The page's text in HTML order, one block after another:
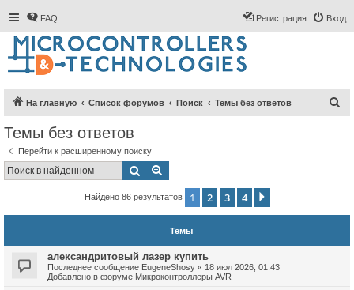
FAQ Вход
Регистрация
На главную Список форумов Поиск Темы без ответов
Темы без ответов
Перейти к расширенному поиску
Поиск
Найдено 86 результатов 1 2 3 4
Темы
александритовый лазер купить
Последнее сообщение EugeneShosy « 18 июл 2026, 01:43
Добавлено в форуме Микроконтроллеры AVR